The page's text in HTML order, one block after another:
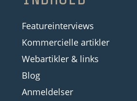
Featureinterviews
Kommercielle artikler
Webartikler & links
Blog
Anmeldelser